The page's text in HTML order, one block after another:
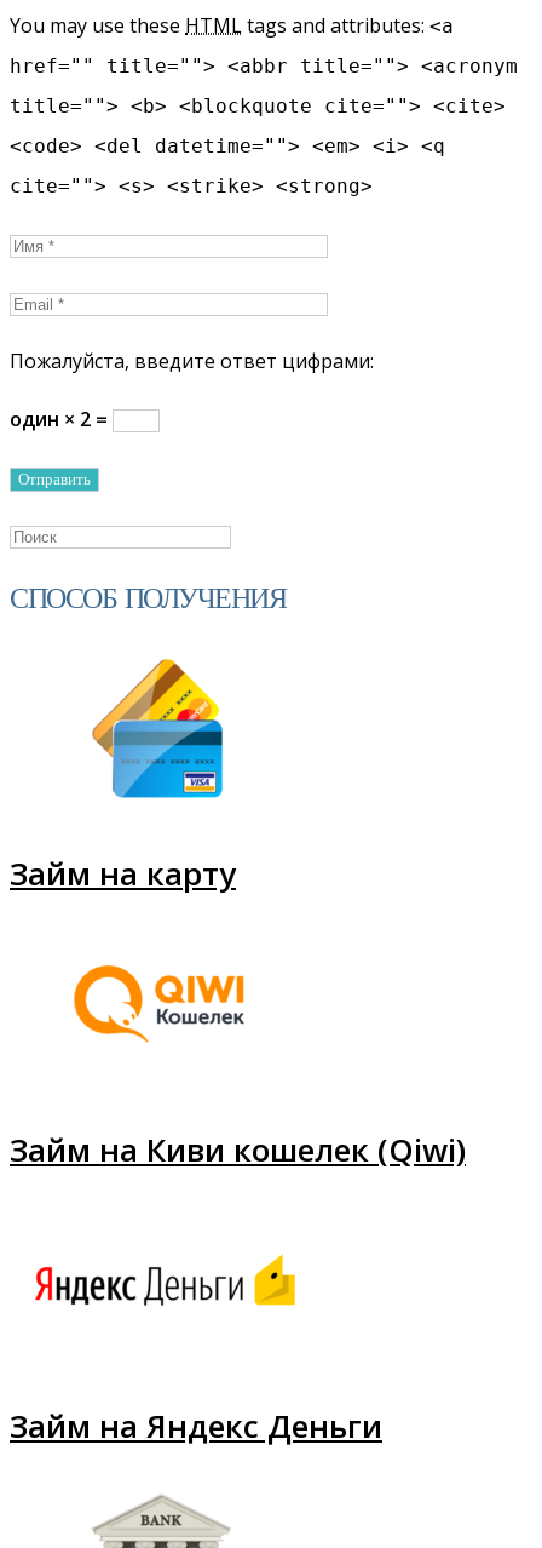
You may use these HTMLtags and attributes: <a
href="" title=""> <abbr title=""> <acronym
title=""> <b> <blockquote cite=""> <cite>
<code> <del datetime=""> <em> <i> <q
cite=""> <s> <strike> <strong>
Пожалуйста, введите ответ цифрами:
один × 2 =
СПОСОБ ПОЛУЧЕНИЯ
Займ на карту
Займ на Киви кошелек (Qiwi)
Займ на Яндекс Деньги